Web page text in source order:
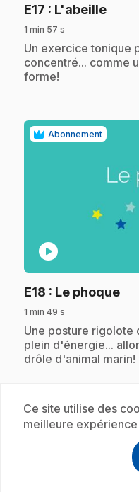
E17 : L'abeille.
1 min 57 s
.Un exercice tonique
concentré... comme
forme!
Abonnement
play_circle
E18 : Le phoque.
1 min 49 s
.Une posture rigolote
plein d'énergie...
drôle d'animal marin!
Abonnement
Ce site utilise des
meilleure